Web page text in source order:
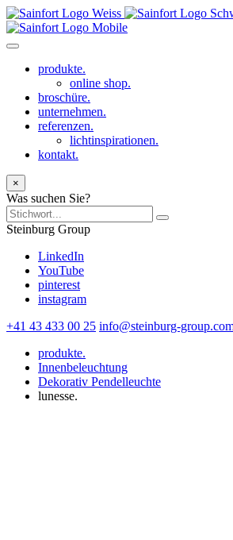
produkte.
online shop.
broschüre.
unternehmen.
referenzen.
lichtinspirationen.
kontakt.
×
Was suchen Sie?
Steinburg Group
LinkedIn
YouTube
pinterest
instagram
+41 43 433 00 25 info@steinburg-
produkte.
Innenbeleuchtung
Dekorativ Pendelleuchte
lunesse.